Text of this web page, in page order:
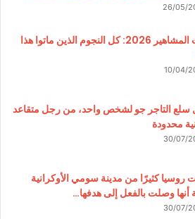
26/05/
وفيات المشاهير 2026: كل النجوم الذين ماتوا هذا
10/04/
التاجر جو لشخص واحد، من رجل متقاعد
محدودة
30/07/
روسيا كثيرًا من مدينة سومي الأوكرانية
أنها وصلت بالفعل إلى هدفها…
30/07/